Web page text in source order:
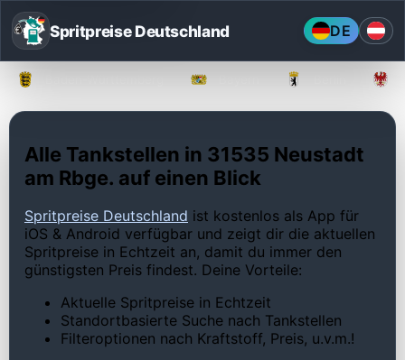
Spritpreise Deutschland DE
Alle Tankstellen in 31535 Neustadt
am Rbge. auf einen Blick
Spritpreise Deutschland ist kostenlos als App für
iOS & Android verfügbar und zeigt dir die aktuellen
Spritpreise in Echtzeit an, damit du immer den
günstigsten Preis findest. Deine Vorteile:
Aktuelle Spritpreise in Echtzeit
Standortbasierte Suche nach Tankstellen
Filteroptionen nach Kraftstoff, Preis, u.v.m.!